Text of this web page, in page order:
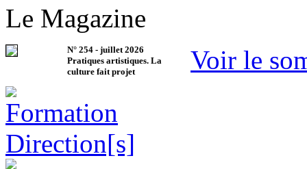
Le Magazine
N° 254 - juillet 2026
Pratiques artistiques. La
culture fait projet
Voir le